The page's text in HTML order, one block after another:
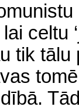
celtu
tik